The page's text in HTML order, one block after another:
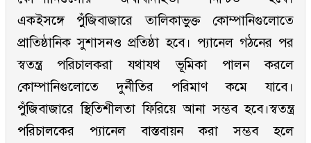
একইসঙ্গে পুঁজিবাজারে তালিকাভুক্ত কোম্পানিগুলোতে
প্রাতিষ্ঠানিক সুশাসনও প্রতিষ্ঠা হবে। প্যানেল গঠনের পর
স্বতন্ত্র পরিচালকরা যথাযথ ভূমিকা পালন করলে
কোম্পানিগুলোতে দুর্নীতির পরিমাণ কমে যাবে।
পুঁজিবাজারে স্থিতিশীলতা ফিরিয়ে আনা সম্ভব হবে।স্বতন্ত্র
পরিচালকের প্যানেল বাস্তবায়ন করা সম্ভব হলে